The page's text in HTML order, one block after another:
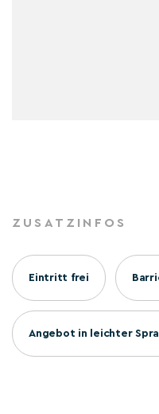
ZUSATZINFOS
Eintritt frei
Angebot in leichter